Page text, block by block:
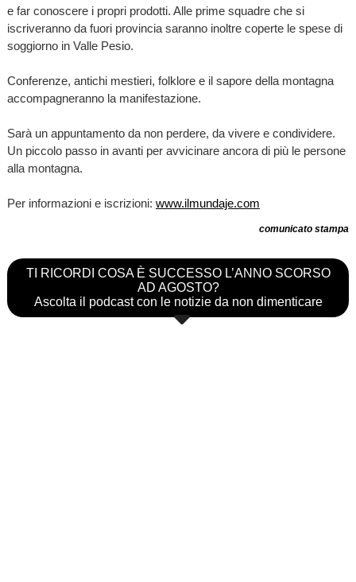
e far conoscere i propri prodotti. Alle prime squadre che si
iscriveranno da fuori provincia saranno inoltre coperte le spese di
soggiorno in Valle Pesio.
Conferenze, antichi mestieri, folklore e il sapore della montagna
accompagneranno la manifestazione.
Sarà un appuntamento da non perdere, da vivere e condividere.
Un piccolo passo in avanti per avvicinare ancora di più le persone
alla montagna.
Per informazioni e iscrizioni: www.ilmundaje.com
comunicato stampa
TI RICORDI COSA È SUCCESSO L’ANNO SCORSO
AD AGOSTO?
Ascolta il podcast con le notizie da non dimenticare